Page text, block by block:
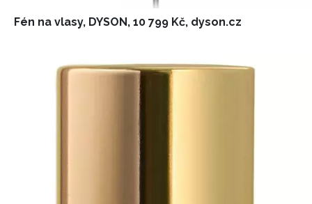
Fén na vlasy, DYSON, 10 799 Kč, dyson.cz